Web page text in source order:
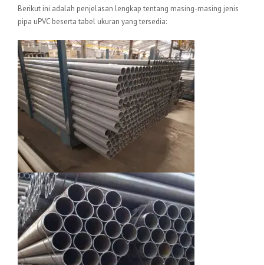
Berikut ini adalah penjelasan lengkap tentang masing-masing jenis
pipa uPVC beserta tabel ukuran yang tersedia: